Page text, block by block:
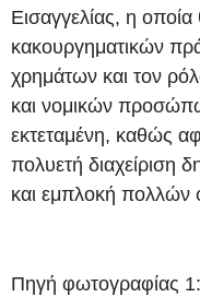
Εισαγγελίας, η οποία
κακουργηματικών
χρημάτων και τον
και νομικών
εκτεταμένη, καθώς
πολυετή διαχείριση
και εμπλοκή πολλών
Πηγή φωτογραφίας 1: